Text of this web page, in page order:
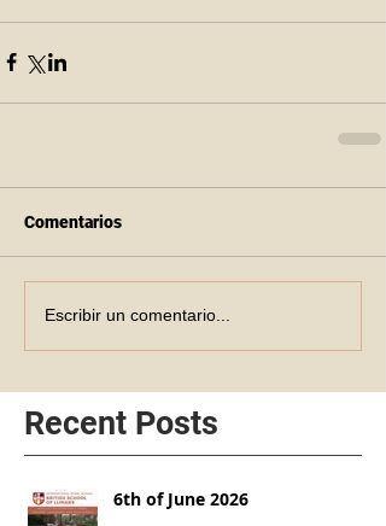
Comentarios
Escribir un comentario...
Recent Posts
6th of June 2026